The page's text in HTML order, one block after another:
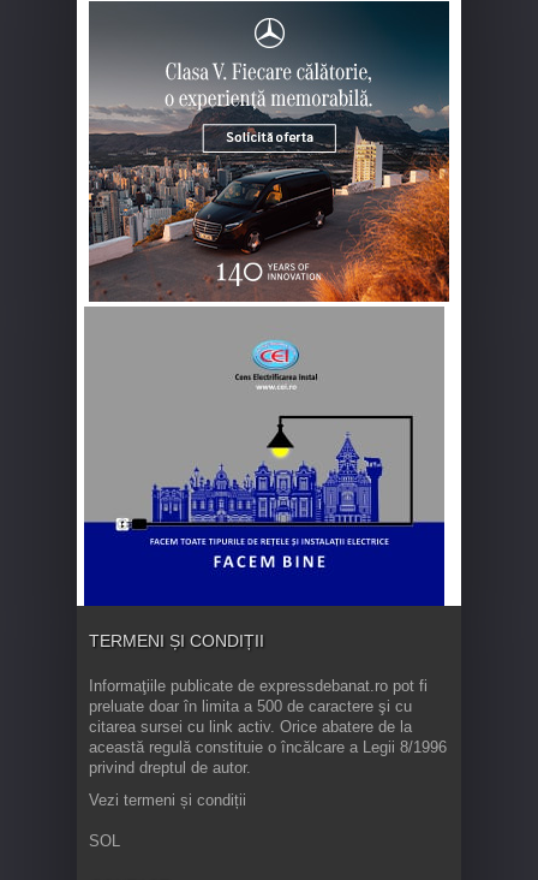
TERMENI ȘI CONDIȚII
Informaţiile publicate de expressdebanat.ro pot fi
preluate doar în limita a 500 de caractere şi cu
citarea sursei cu link activ. Orice abatere de la
această regulă constituie o încălcare a Legii 8/1996
privind dreptul de autor.
Vezi termeni și condiții
SOL